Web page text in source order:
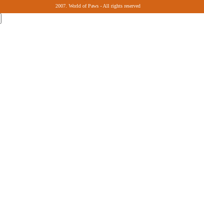
2007. World of Paws - All rights reserved